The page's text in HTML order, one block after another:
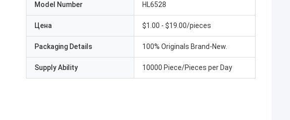
Model Number HL6528
Цена $1.00 - $19.00/pieces
Packaging Details 100% Originals Brand-New.
Supply Ability 10000 Piece/Pieces per Day